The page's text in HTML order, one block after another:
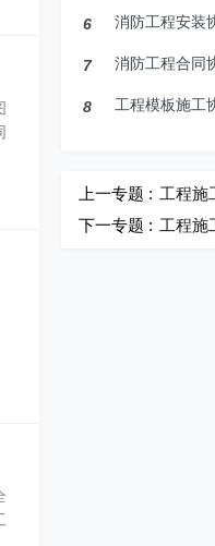
6 消防工程安装
7 消防工程合同
8 工程模板施工
上一专题 : 工程施
下一专题 : 工程施